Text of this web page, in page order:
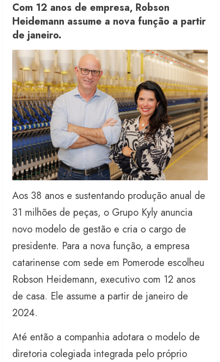
Com 12 anos de empresa, Robson
Heidemann assume a nova função a partir
de janeiro.
Aos 38 anos e sustentando produção anual de
31 milhões de peças, o Grupo Kyly anuncia
novo modelo de gestão e cria o cargo de
presidente. Para a nova função, a empresa
catarinense com sede em Pomerode escolheu
Robson Heidemann, executivo com 12 anos
de casa. Ele assume a partir de janeiro de
2024.
Até então a companhia adotara o modelo de
diretoria colegiada integrada pelo próprio